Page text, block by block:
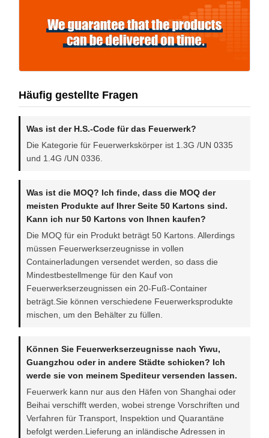
Häufig gestellte Fragen
Was ist der H.S.-Code für das Feuerwerk?
Die Kategorie für Feuerwerkskörper ist 1.3G /UN 0335
und 1.4G /UN 0336.
Was ist die MOQ? Ich finde, dass die MOQ der
meisten Produkte auf Ihrer Seite 50 Kartons sind.
Kann ich nur 50 Kartons von Ihnen kaufen?
Die MOQ für ein Produkt beträgt 50 Kartons. Allerdings
müssen Feuerwerkserzeugnisse in vollen
Containerladungen versendet werden, so dass die
Mindestbestellmenge für den Kauf von
Feuerwerkserzeugnissen ein 20-Fuß-Container
beträgt.Sie können verschiedene Feuerwerksprodukte
mischen, um den Behälter zu füllen.
Können Sie Feuerwerkserzeugnisse nach Yiwu,
Guangzhou oder in andere Städte schicken? Ich
werde sie von meinem Spediteur versenden lassen.
Feuerwerk kann nur aus den Häfen von Shanghai oder
Beihai verschifft werden, wobei strenge Vorschriften und
Verfahren für Transport, Inspektion und Quarantäne
befolgt werden.Lieferung an inländische Adressen in